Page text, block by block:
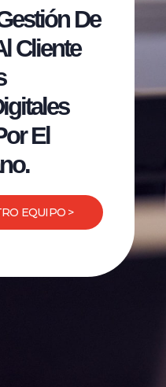
De
Cliente
El
EQUIPO >